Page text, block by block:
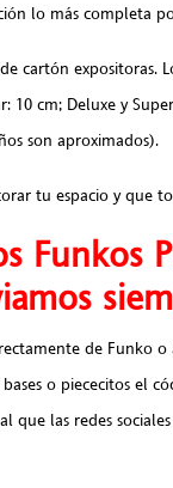
lo más completa
cartón expositoras.
10 cm; Deluxe y
son aproximados).
tu espacio y que
Funkos
de Funko
o piececitos el
que las redes